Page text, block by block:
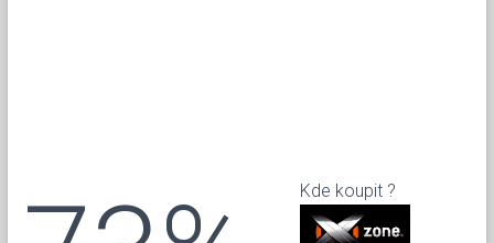
Kde koupit ?